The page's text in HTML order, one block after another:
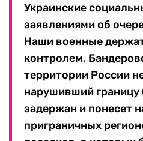
Украинские
заявлениями об
Наши военные
контролем.
территории России
нарушивший границу
задержан и понесет
приграничных